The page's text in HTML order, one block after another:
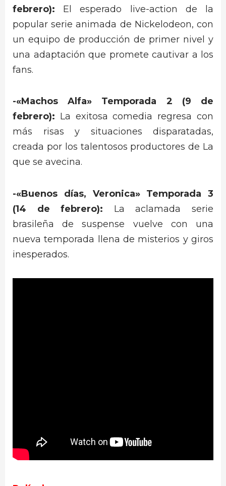
febrero): El esperado live-action de la
popular serie animada de Nickelodeon, con
un equipo de producción de primer nivel y
una adaptación que promete cautivar a los
fans.
-«Machos Alfa» Temporada 2 (9 de
febrero): La exitosa comedia regresa con
más risas y situaciones disparatadas,
creada por los talentosos productores de La
que se avecina.
-«Buenos días, Veronica» Temporada 3
(14 de febrero): La aclamada serie
brasileña de suspense vuelve con una
nueva temporada llena de misterios y giros
inesperados.